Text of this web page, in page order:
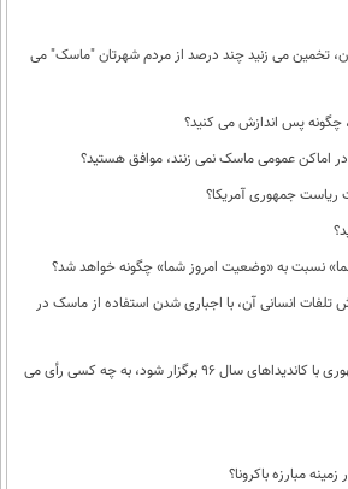
تخمین می زنید چند درصد از مردم شهرتان "ماسک" می
چگونه پس اندازش می کنید؟
اماکن عمومی ماسک نمی زنند، موافق هستید؟
ریاست جمهوری آمریکا؟
نسبت به «وضعیت امروز شما» چگونه خواهد شد؟
تلفات انسانی آن، با اجباری شدن استفاده از ماسک در
اگر امروز انتخابات ریاست جمهوری با کاندیداهای سال 96 برگزار شود، به چه کسی رأی می
مبارزه باکرونا؟